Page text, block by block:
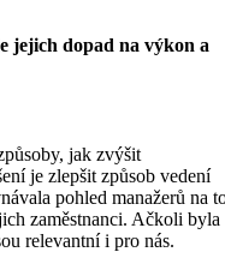
jejich dopad na výkon a
jak zvýšit
je zlepšit způsob vedení
pohled manažerů na
zaměstnanci. Ačkoli byla
relevantní i pro nás.